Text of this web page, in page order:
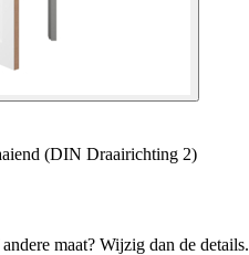
(DIN Draairichting 2)
maat? Wijzig dan de details.